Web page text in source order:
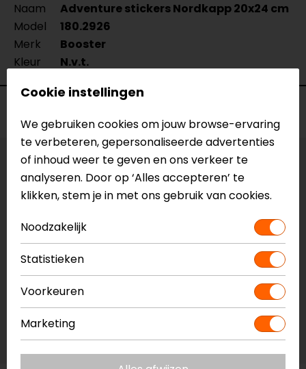
Naam
Adventure stickers Nordkapp 20x24 cm
Model
180.2926
Merk
Booster
Kleur
N.v.t.
Vestiging Apeldoorn
Gemiddelde voorraad
Vestiging Breda
Niet op voorraad
Vestiging Capelle a/d IJssel
Gemiddelde voorraad
Vestiging Eindhoven
Niet op voorraad
Vestiging Vianen
Cookie instellingen
We gebruiken cookies om jouw browse-ervaring
te verbeteren, gepersonaliseerde advertenties
of inhoud weer te geven en ons verkeer te
analyseren. Door op ‘Alles accepteren’ te
klikken, stem je in met ons gebruik van cookies.
Noodzakelijk
Statistieken
Voorkeuren
Marketing